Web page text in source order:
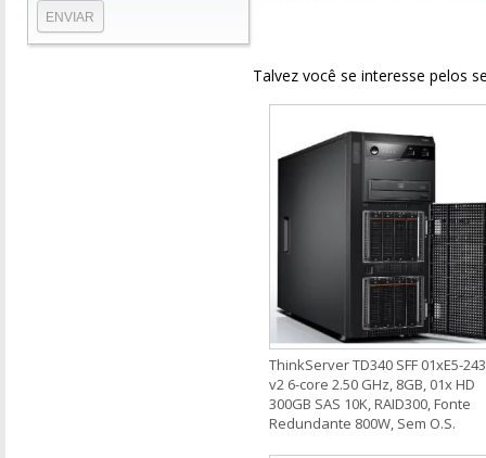
Talvez você se interesse pelos
ThinkServer TD340 SFF 01xE5-
v2 6-core 2.50 GHz, 8GB, 01x HD
300GB SAS 10K, RAID300, Fonte
Redundante 800W, Sem O.S.